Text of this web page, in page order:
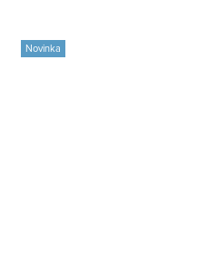
Novinka